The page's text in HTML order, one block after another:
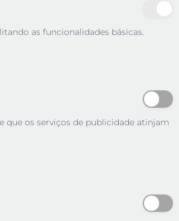
as funcionalidades básicas.
que os serviços de publicidade atinjam